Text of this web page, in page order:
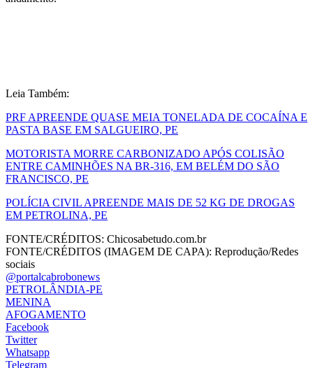
Leia Também:
PRF APREENDE QUASE MEIA TONELADA DE COCAÍNA E
PASTA BASE EM SALGUEIRO, PE
MOTORISTA MORRE CARBONIZADO APÓS COLISÃO
ENTRE CAMINHÕES NA BR-316, EM BELÉM DO SÃO
FRANCISCO, PE
POLÍCIA CIVIL APREENDE MAIS DE 52 KG DE DROGAS
EM PETROLINA, PE
FONTE/CRÉDITOS: Chicosabetudo.com.br
FONTE/CRÉDITOS (IMAGEM DE CAPA): Reprodução/Redes
sociais
@portalcabrobonews
PETROLÂNDIA-PE
MENINA
AFOGAMENTO
Facebook
Twitter
Whatsapp
Telegram